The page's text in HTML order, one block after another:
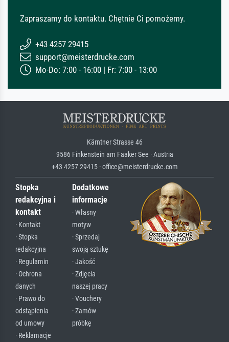
Zapraszamy do kontaktu. Chętnie Ci pomożemy.
+43 4257 29415
support@meisterdrucke.com
Mo-Do: 7:00 - 16:00 | Fr: 7:00 - 13:00
Kärntner Strasse 46
9586 Finkenstein am Faaker See · Austria
+43 4257 29415 · office@meisterdrucke.com
Stopka
redakcyjna i
kontakt
· Kontakt
· Stopka
redakcyjna
· Regulamin
· Ochrona
danych
· Prawo do
odstąpienia
od umowy
· Reklamacje
Dodatkowe
informacje
· Własny
motyw
· Sprzedaj
swoją sztukę
· Jakość
· Zdjęcia
naszej pracy
· Vouchery
· Zamów
próbkę